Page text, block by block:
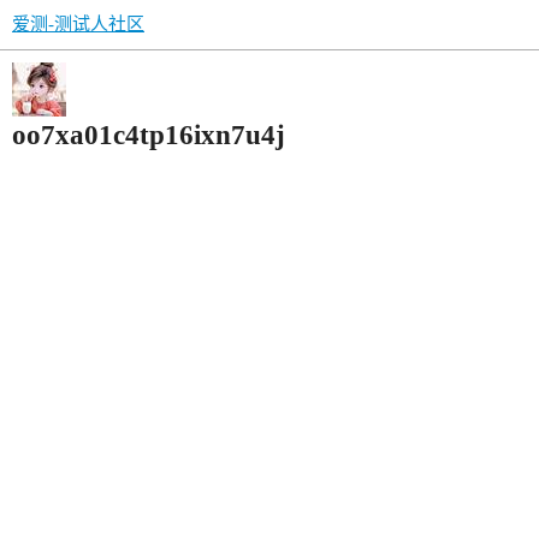
爱测-测试人社区
oo7xa01c4tp16ixn7u4j